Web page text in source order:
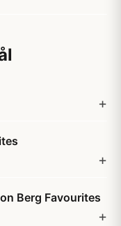
Berg Favourites